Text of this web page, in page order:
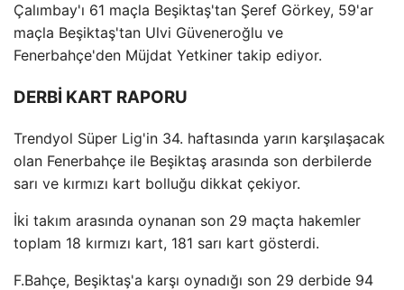
Çalımbay'ı 61 maçla Beşiktaş'tan Şeref Görkey, 59'ar
maçla Beşiktaş'tan Ulvi Güveneroğlu ve
Fenerbahçe'den Müjdat Yetkiner takip ediyor.
DERBİ KART RAPORU
Trendyol Süper Lig'in 34. haftasında yarın karşılaşacak
olan Fenerbahçe ile Beşiktaş arasında son derbilerde
sarı ve kırmızı kart bolluğu dikkat çekiyor.
İki takım arasında oynanan son 29 maçta hakemler
toplam 18 kırmızı kart, 181 sarı kart gösterdi.
F.Bahçe, Beşiktaş'a karşı oynadığı son 29 derbide 94